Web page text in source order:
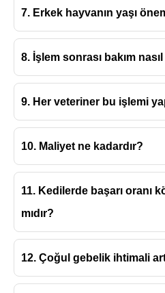
7. Erkek hayvanın yaşı
8. İşlem sonrası bakım nasıl
9. Her veteriner bu işlemi
10. Maliyet ne kadardır?
11. Kedilerde başarı oranı
mıdır?
12. Çoğul gebelik ihtimali